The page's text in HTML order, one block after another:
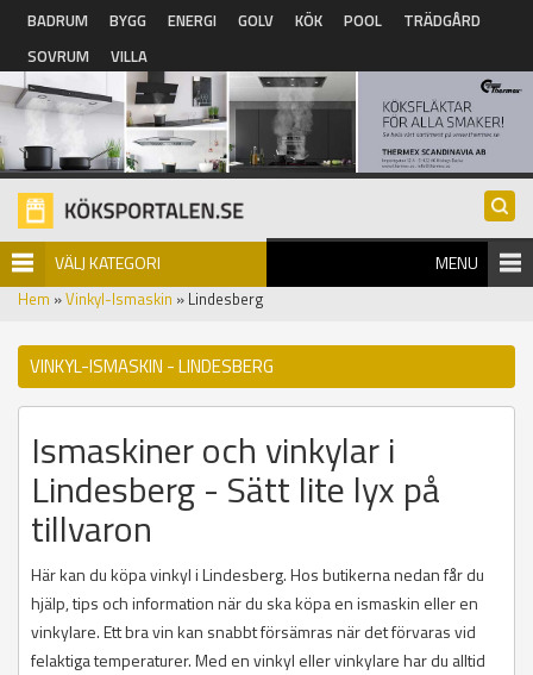
Hoppa till huvudinnehåll
BADRUM BYGG ENERGI GOLV KÖK POOL
TRÄDGÅRD
SOVRUM
VILLA
VÄLJ KATEGORI MENU
Hem »Vinkyl-Ismaskin » Lindesberg
VINKYL-ISMASKIN - LINDESBERG
Ismaskiner och vinkylar i
Lindesberg - Sätt lite lyx på
tillvaron
Här kan du köpa vinkyl i Lindesberg. Hos butikerna nedan får du
hjälp, tips och information när du ska köpa en ismaskin eller en
vinkylare. Ett bra vin kan snabbt försämras när det förvaras vid
felaktiga temperaturer. Med en vinkyl eller vinkylare har du alltid